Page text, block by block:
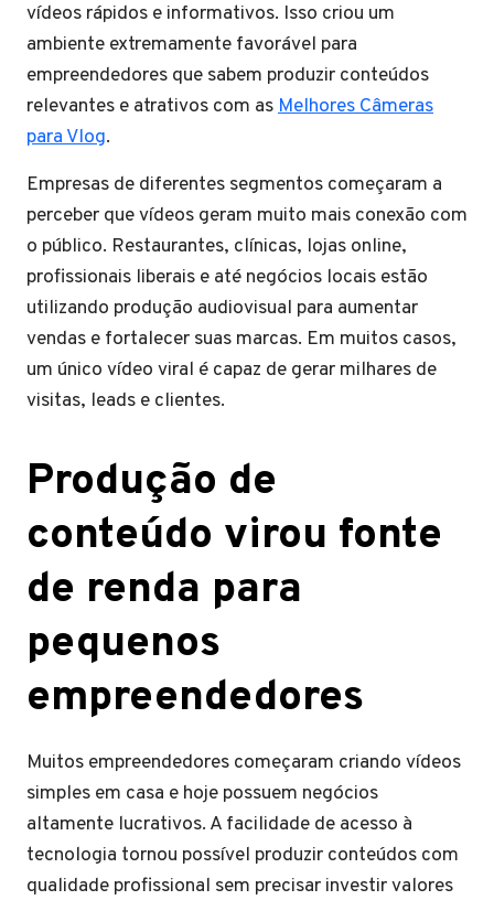
vídeos rápidos e informativos. Isso criou um
ambiente extremamente favorável para
empreendedores que sabem produzir conteúdos
relevantes e atrativos com asMelhores Câmeras
para Vlog.
Empresas de diferentes segmentos começaram a
perceber que vídeos geram muito mais conexão com
o público. Restaurantes, clínicas, lojas online,
profissionais liberais e até negócios locais estão
utilizando produção audiovisual para aumentar
vendas e fortalecer suas marcas. Em muitos casos,
um único vídeo viral é capaz de gerar milhares de
visitas, leads e clientes.
Produção de
conteúdo virou fonte
de renda para
pequenos
empreendedores
Muitos empreendedores começaram criando vídeos
simples em casa e hoje possuem negócios
altamente lucrativos. A facilidade de acesso à
tecnologia tornou possível produzir conteúdos com
qualidade profissional sem precisar investir valores